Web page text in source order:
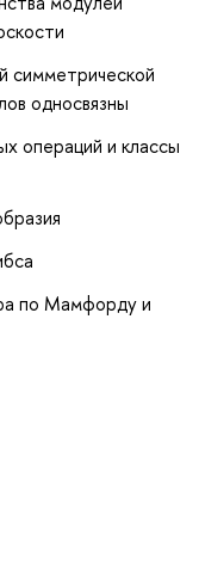
симметрической
односвязны
операций и классы
по Мамфорду и